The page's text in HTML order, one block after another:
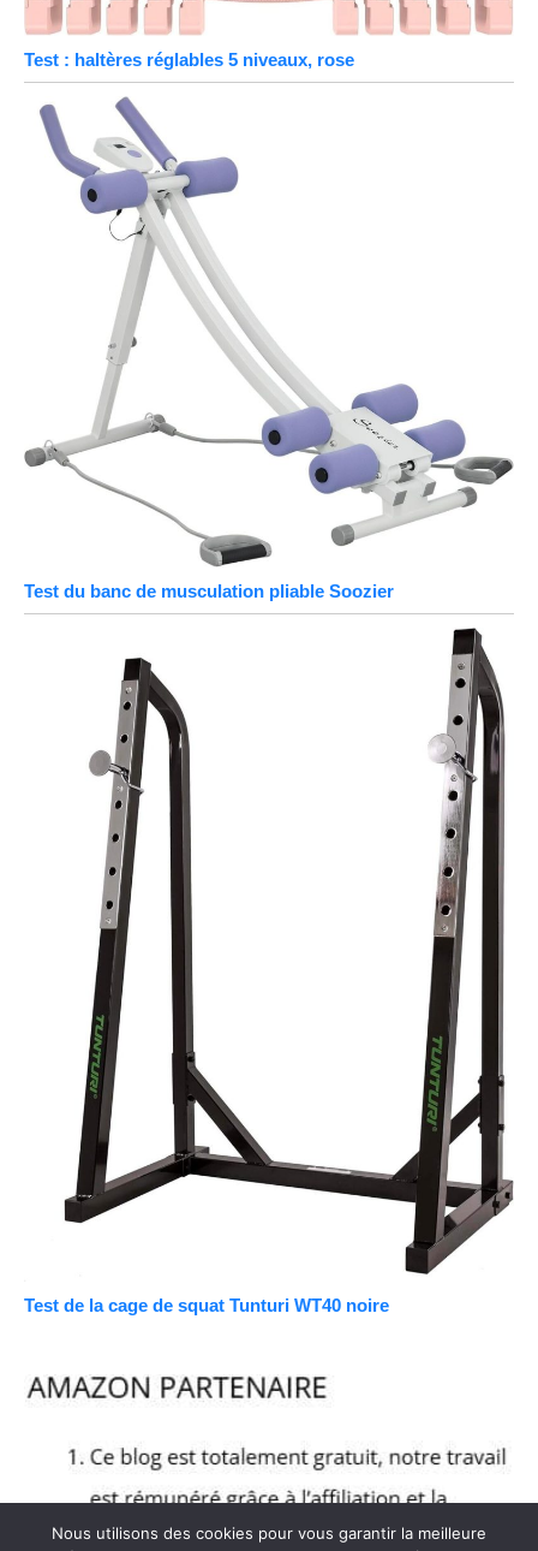
Test : haltères réglables 5 niveaux, rose
Test du banc de musculation pliable Soozier
Test de la cage de squat Tunturi WT40 noire
Nous utilisons des cookies pour vous garantir la meilleure